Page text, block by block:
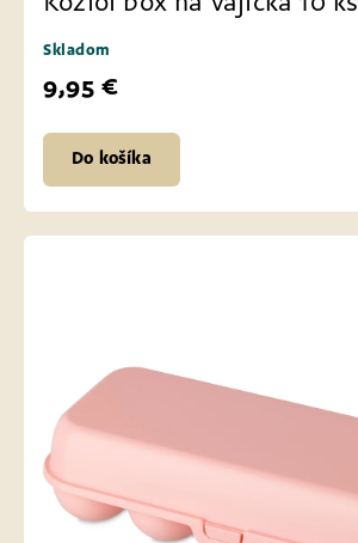
Skladom
9,95 €
Do košíka